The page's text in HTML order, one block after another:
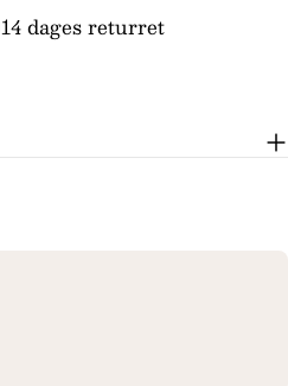
14 dages returret